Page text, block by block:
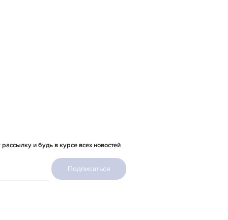
и будь в курсе всех новостей
Подписаться